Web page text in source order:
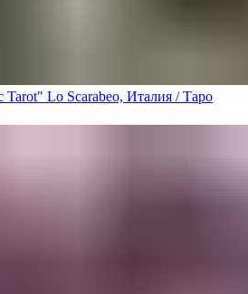
Lo Scarabeo, Италия / Таро